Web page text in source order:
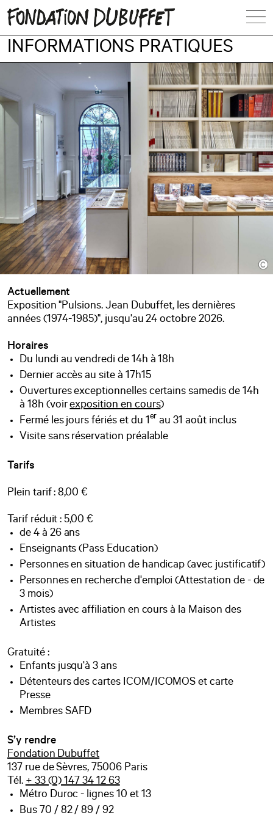
INFORMATIONS PRATIQUES
Actuellement
Exposition "Pulsions. Jean Dubuffet, les dernières
années (1974-1985)", jusqu'au 24 octobre 2026.
Horaires
Du lundi au vendredi de 14h à 18h
Dernier accès au site à 17h15
Ouvertures exceptionnelles certains samedis de 14h
à 18h (voirexposition en cours)
Fermé les jours fériés et du 1er au 31 août inclus
Visite sans réservation préalable
Tarifs
Plein tarif : 8,00 €
Tarif réduit : 5,00 €
de 4 à 26 ans
Enseignants (Pass Education)
Personnes en situation de handicap (avec justificatif)
Personnes en recherche d'emploi (Attestation de - de
3 mois)
Artistes avec affiliation en cours à la Maison des
Artistes
Gratuité :
Enfants jusqu'à 3 ans
Détenteurs des cartes ICOM/ICOMOS et carte
Presse
Membres SAFD
S’y rendre
Fondation Dubuffet
137 rue de Sèvres, 75006 Paris
Tél.+ 33 (0) 147 34 12 63
Métro Duroc - lignes 10 et 13
Bus 70 / 82 / 89 / 92